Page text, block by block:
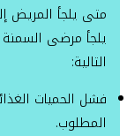
متى يلجأ المريض
يلجأ مرضى السمنة
التالية:
فشل الحميات
المطلوب.